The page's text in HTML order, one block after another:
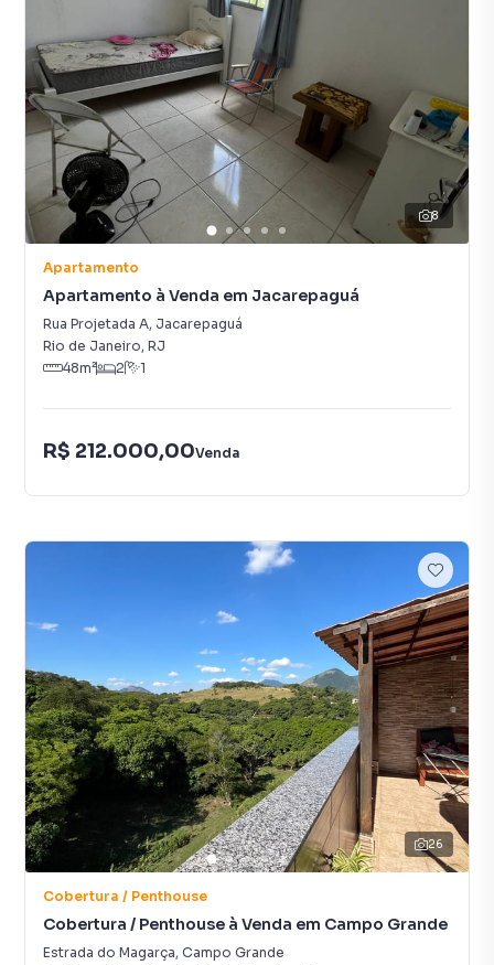
8
Apartamento
Apartamento à Venda em Jacarepaguá
Rua Projetada A, Jacarepaguá
Rio de Janeiro, RJ
48m² 2 1
R$ 212.000,00Venda
26
Cobertura / Penthouse
Cobertura / Penthouse à Venda em Campo Grande
Estrada do Magarça, Campo Grande